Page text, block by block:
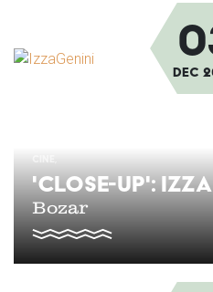
dec
'CLOSE-UP':
Bozar
Afbeelding